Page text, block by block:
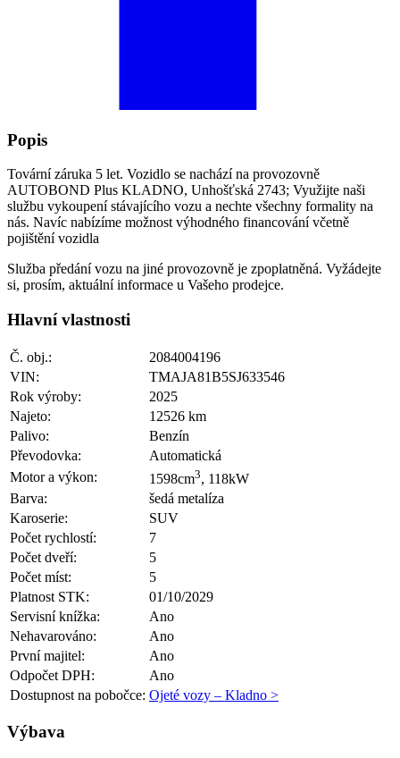
Popis
Tovární záruka 5 let. Vozidlo se nachází na provozovně
AUTOBOND Plus KLADNO, Unhošťská 2743; Využijte naši
službu vykoupení stávajícího vozu a nechte všechny formality na
nás. Navíc nabízíme možnost výhodného financování včetně
pojištění vozidla
Služba předání vozu na jiné provozovně je zpoplatněná. Vyžádejte
si, prosím, aktuální informace u Vašeho prodejce.
Hlavní vlastnosti
Č. obj.:
2084004196
VIN:
TMAJA81B5SJ633546
Rok výroby:
2025
Najeto:
12526 km
Palivo:
Benzín
Převodovka:
Automatická
Motor a výkon:
1598cm3, 118kW
Barva:
šedá metalíza
Karoserie:
SUV
Počet rychlostí:
7
Počet dveří:
5
Počet míst:
5
Platnost STK:
01/10/2029
Servisní knížka:
Ano
Nehavarováno:
Ano
První majitel:
Ano
Odpočet DPH:
Ano
Dostupnost na pobočce: Ojeté vozy – Kladno >
Výbava